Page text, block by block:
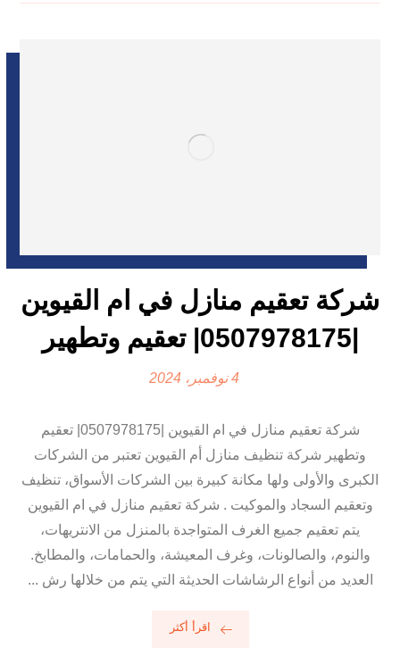
شركة تعقيم منازل في ام القيوين
|0507978175| تعقيم وتطهير
4 نوفمبر، 2024
شركة تعقيم منازل في ام القيوين |0507978175| تعقيم
وتطهير شركة تنظيف منازل أم القيوين تعتبر من الشركات
الكبرى والأولى ولها مكانة كبيرة بين الشركات الأسواق، تنظيف
وتعقيم السجاد والموكيت . شركة تعقيم منازل في ام القيوين
يتم تعقيم جميع الغرف المتواجدة بالمنزل من الانتريهات،
والنوم، والصالونات، وغرف المعيشة، والحمامات، والمطابخ.
العديد من أنواع الرشاشات الحديثة التي يتم من خلالها رش ...
اقرأ أكثر